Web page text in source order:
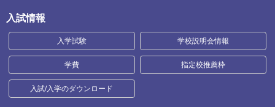
入試情報
入学試験 学校説明会情報
学費 指定校推薦枠
入試/入学のダウンロード